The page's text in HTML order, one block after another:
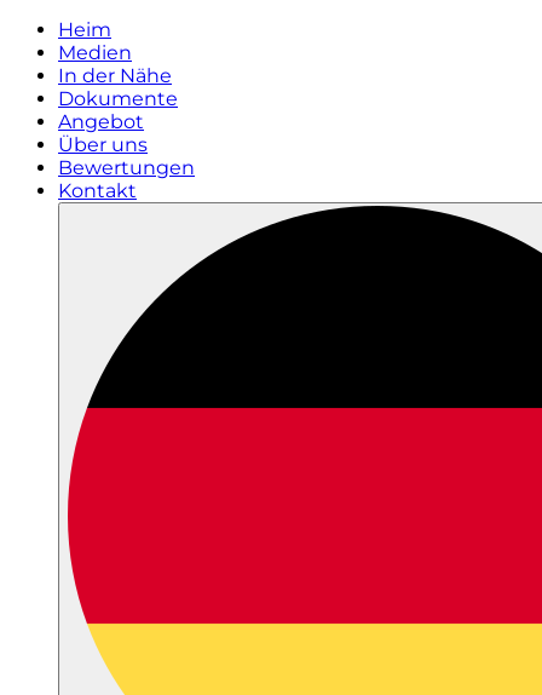
Heim
Medien
In der Nähe
Dokumente
Angebot
Über uns
Bewertungen
Kontakt